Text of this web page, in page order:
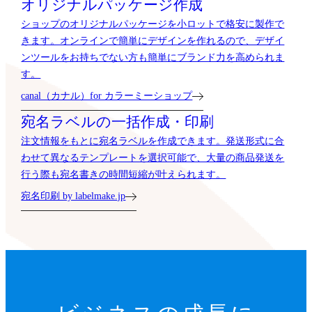
オリジナルパッケージ作成
ショップのオリジナルパッケージを小ロットで格安に製作で
きます。オンラインで簡単にデザインを作れるので、デザイ
ンツールをお持ちでない方も簡単にブランド力を高められま
す。
canal（カナル）for カラーミーショップ
宛名ラベルの一括作成・印刷
注文情報をもとに宛名ラベルを作成できます。発送形式に合
わせて異なるテンプレートを選択可能で、大量の商品発送を
行う際も宛名書きの時間短縮が叶えられます。
宛名印刷 by labelmake.jp